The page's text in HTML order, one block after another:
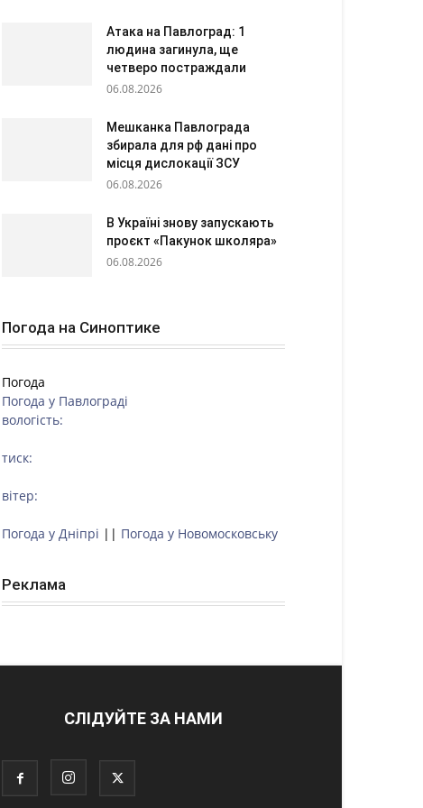
Атака на Павлоград: 1
людина загинула, ще
четверо постраждали
06.08.2026
Мешканка Павлограда
збирала для рф дані про
місця дислокації ЗСУ
06.08.2026
В Україні знову запускають
проєкт «Пакунок школяра»
06.08.2026
Погода на Синоптике
Погода
Погода у Павлограді
вологість:
тиск:
вітер:
Погода у Дніпрі || Погода у Новомосковську
Реклама
СЛІДУЙТЕ ЗА НАМИ